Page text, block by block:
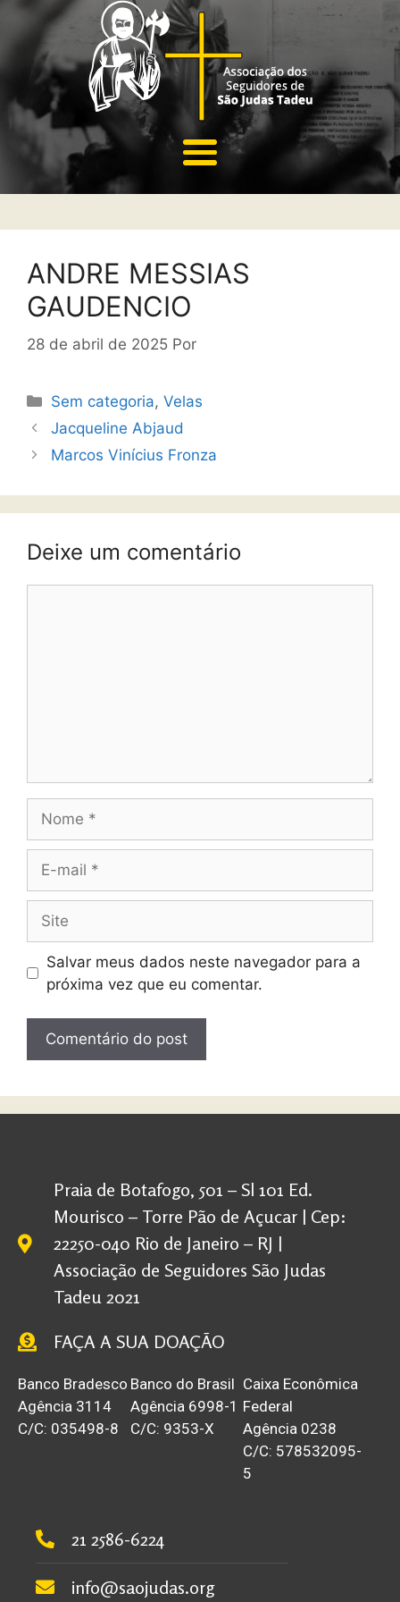
ANDRE MESSIAS
GAUDENCIO
28 de abril de 2025 Por
Sem categoria,Velas
Jacqueline Abjaud
Marcos Vinícius Fronza
Deixe um comentário
Salvar meus dados neste navegador para a
próxima vez que eu comentar.
Praia de Botafogo, 501 – Sl 101 Ed.
Mourisco – Torre Pão de Açucar | Cep:
22250-040 Rio de Janeiro – RJ |
Associação de Seguidores São Judas
Tadeu 2021
FAÇA A SUA DOAÇÃO
Banco Bradesco
Agência 3114
C/C: 035498-8
Banco do Brasil
Agência 6998-1
C/C: 9353-X
Caixa Econômica
Federal
Agência 0238
C/C: 578532095-
5
21 2586-6224
info@saojudas.org